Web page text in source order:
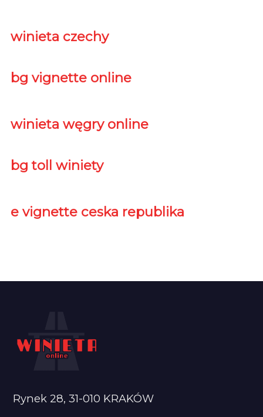
winieta czechy
bg vignette online
winieta węgry online
bg toll winiety
e vignette ceska republika
Rynek 28, 31-010 KRAKÓW